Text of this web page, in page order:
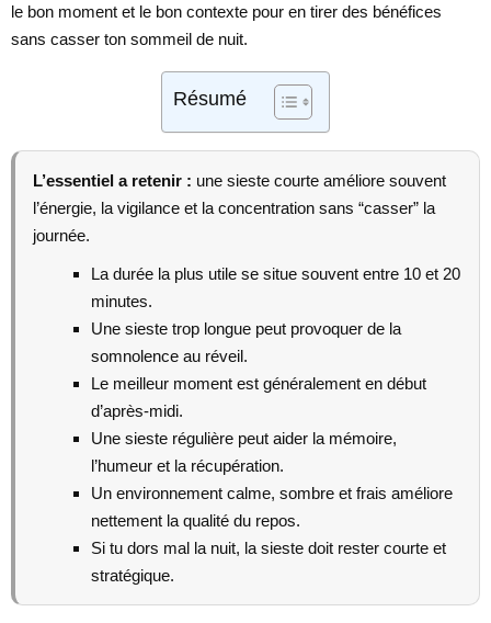
le bon moment et le bon contexte pour en tirer des bénéfices
sans casser ton sommeil de nuit.
Résumé
L’essentiel a retenir : une sieste courte améliore souvent
l’énergie, la vigilance et la concentration sans “casser” la
journée.
La durée la plus utile se situe souvent entre 10 et 20
minutes.
Une sieste trop longue peut provoquer de la
somnolence au réveil.
Le meilleur moment est généralement en début
d’après-midi.
Une sieste régulière peut aider la mémoire,
l’humeur et la récupération.
Un environnement calme, sombre et frais améliore
nettement la qualité du repos.
Si tu dors mal la nuit, la sieste doit rester courte et
stratégique.